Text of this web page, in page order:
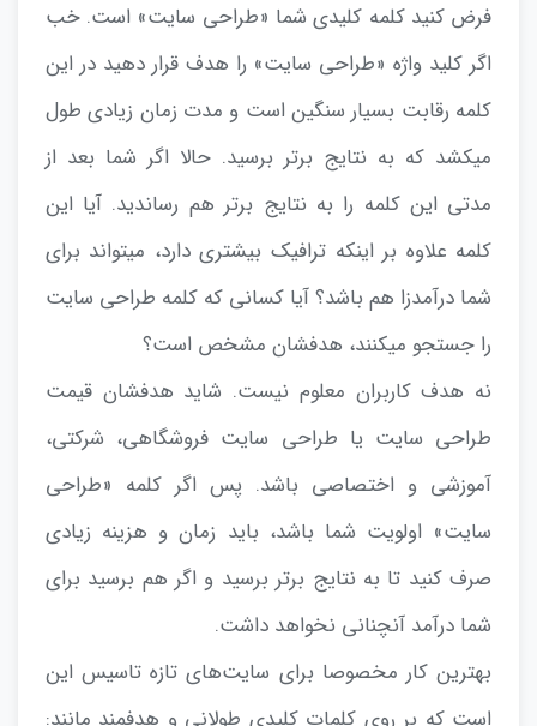
فرض کنید کلمه کلیدی شما «طراحی سایت» است. خب
اگر کلید واژه «طراحی سایت» را هدف قرار دهید در این
کلمه رقابت بسیار سنگین است و مدت زمان زیادی طول
میکشد که به نتایج برتر برسید. حالا اگر شما بعد از
مدتی این کلمه را به نتایج برتر هم رساندید. آیا این
کلمه علاوه بر اینکه ترافیک بیشتری دارد، میتواند برای
شما درآمدزا هم باشد؟ آیا کسانی که کلمه طراحی سایت
را جستجو میکنند، هدفشان مشخص است؟
نه هدف کاربران معلوم نیست. شاید هدفشان قیمت
طراحی سایت یا طراحی سایت فروشگاهی، شرکتی،
آموزشی و اختصاصی باشد. پس اگر کلمه «طراحی
سایت» اولویت شما باشد، باید زمان و هزینه زیادی
صرف کنید تا به نتایج برتر برسید و اگر هم برسید برای
شما درآمد آنچنانی نخواهد داشت.
بهترین کار مخصوصا برای سایت‌های تازه تاسیس این
است که بر روی کلمات کلیدی طولانی و هدفمند مانند: